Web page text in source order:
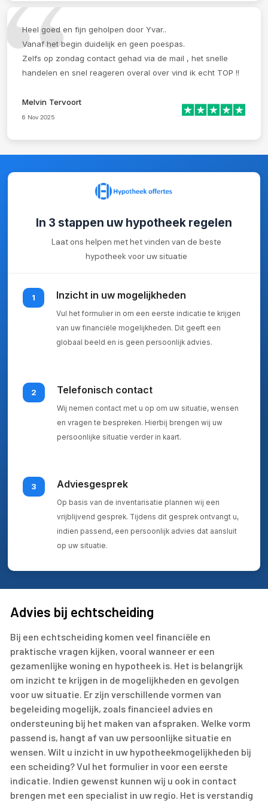
Heel goed en fijn geholpen door Yvar..
Vanaf het begin duidelijk en geen poespas.
Zelfs op zondag contact gehad via de mail , het snelle
handelen en snel reageren overal over vind ik echt TOP !!
Melvin Tervoort
6 Nov 2025
In 3 stappen uw hypotheek regelen
Laat ons helpen met het vinden van de beste
hypotheek voor uw situatie
1 Inzicht in uw mogelijkheden
Vul het formulier in om een eerste indicatie te krijgen
van uw financiële mogelijkheden. Dit geeft een
globaal beeld en is geen persoonlijk advies.
2 Telefonisch contact
Wij nemen contact met u op om uw situatie, wensen
en vragen te bespreken. Hierbij brengen wij uw
persoonlijke situatie verder in kaart.
3 Adviesgesprek
Op basis van de inventarisatie plannen wij een
vrijblijvend gesprek. Tijdens dit gesprek ontvangt u,
indien passend, een persoonlijk advies dat aansluit
op uw situatie.
Advies bij echtscheiding
Bij een echtscheiding komen veel financiële en
praktische vragen kijken, vooral wanneer er een
gezamenlijke woning en hypotheek is. Het is belangrijk
om inzicht te krijgen in de mogelijkheden en gevolgen
voor uw situatie. Er zijn verschillende vormen van
begeleiding mogelijk, zoals financieel advies en
ondersteuning bij het maken van afspraken. Welke vorm
passend is, hangt af van uw persoonlijke situatie en
wensen. Wilt u inzicht in uw hypotheekmogelijkheden bij
een scheiding? Vul het formulier in voor een eerste
indicatie. Indien gewenst kunnen wij u ook in contact
brengen met een specialist in uw regio. Het is verstandig